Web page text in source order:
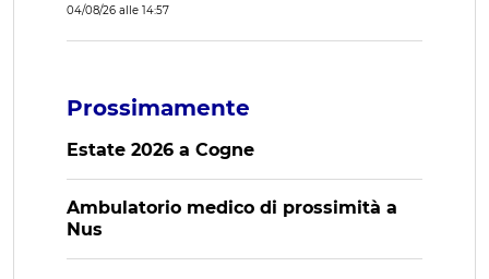
04/08/26 alle 14:57
Prossimamente
Estate 2026 a Cogne
Ambulatorio medico di prossimità a
Nus